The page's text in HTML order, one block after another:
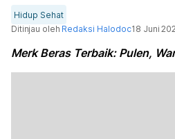
Hidup Sehat
Ditinjau oleh Redaksi Halodoc18 Juni
Merk Beras Terbaik: Pulen,